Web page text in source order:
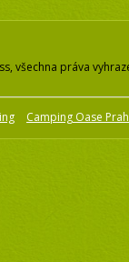
všechna práva
Camping Oase